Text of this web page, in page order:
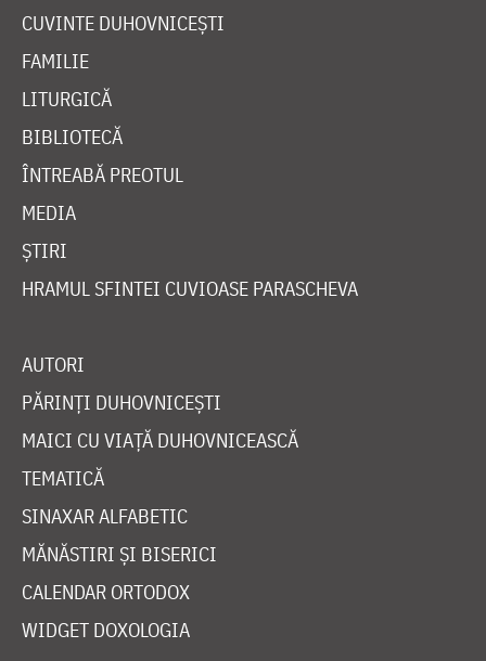
CUVINTE DUHOVNICEȘTI
FAMILIE
LITURGICĂ
BIBLIOTECĂ
ÎNTREABĂ PREOTUL
MEDIA
ȘTIRI
HRAMUL SFINTEI CUVIOASE PARASCHEVA
AUTORI
PĂRINȚI DUHOVNICEȘTI
MAICI CU VIAȚĂ DUHOVNICEASCĂ
TEMATICĂ
SINAXAR ALFABETIC
MĂNĂSTIRI ȘI BISERICI
CALENDAR ORTODOX
WIDGET DOXOLOGIA